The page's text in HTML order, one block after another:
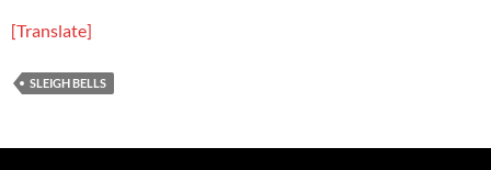
[Translate]
SLEIGH BELLS